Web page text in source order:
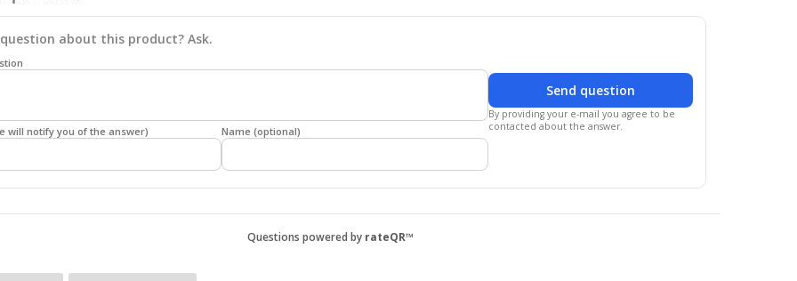
question about this product? Ask.
will notify you of the answer) Name (optional)
Send question
By providing your e-mail you agree to be
contacted about the answer.
Questions powered by rateQR™